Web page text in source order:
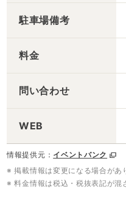
駐車場備考
料金
問い合わせ
WEB
情報提供元： イベントバンク
※ 掲載情報は変更になる場合があ
※ 料金情報は税込・税抜表記が混